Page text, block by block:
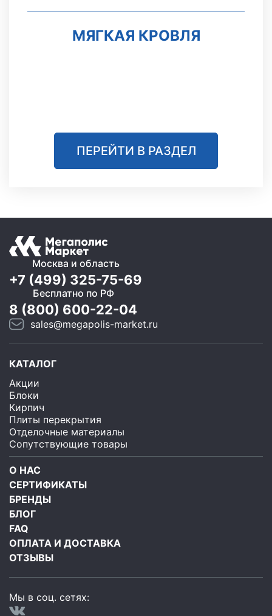
МЯГКАЯ КРОВЛЯ
ПЕРЕЙТИ В РАЗДЕЛ
Москва и область
+7 (499) 325-75-69
Бесплатно по РФ
8 (800) 600-22-04
sales@megapolis-market.ru
КАТАЛОГ
Акции
Блоки
Кирпич
Плиты перекрытия
Отделочные материалы
Сопутствующие товары
О НАС
СЕРТИФИКАТЫ
БРЕНДЫ
БЛОГ
FAQ
ОПЛАТА И ДОСТАВКА
ОТЗЫВЫ
Мы в соц. сетях: